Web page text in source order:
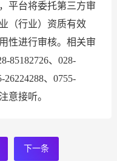
平台将委托第三方审
（行业）资质有效
性进行审核。相关审
85182726、028-
26224288、0755-
意接听。
下一条